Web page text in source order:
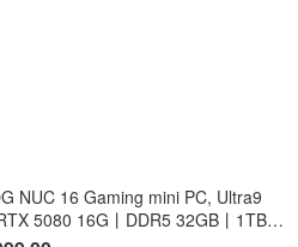
NUC 16 Gaming mini PC, Ultra9
5080 16G丨DDR5 32GB丨1TB
丨Black / White丨Windows 11